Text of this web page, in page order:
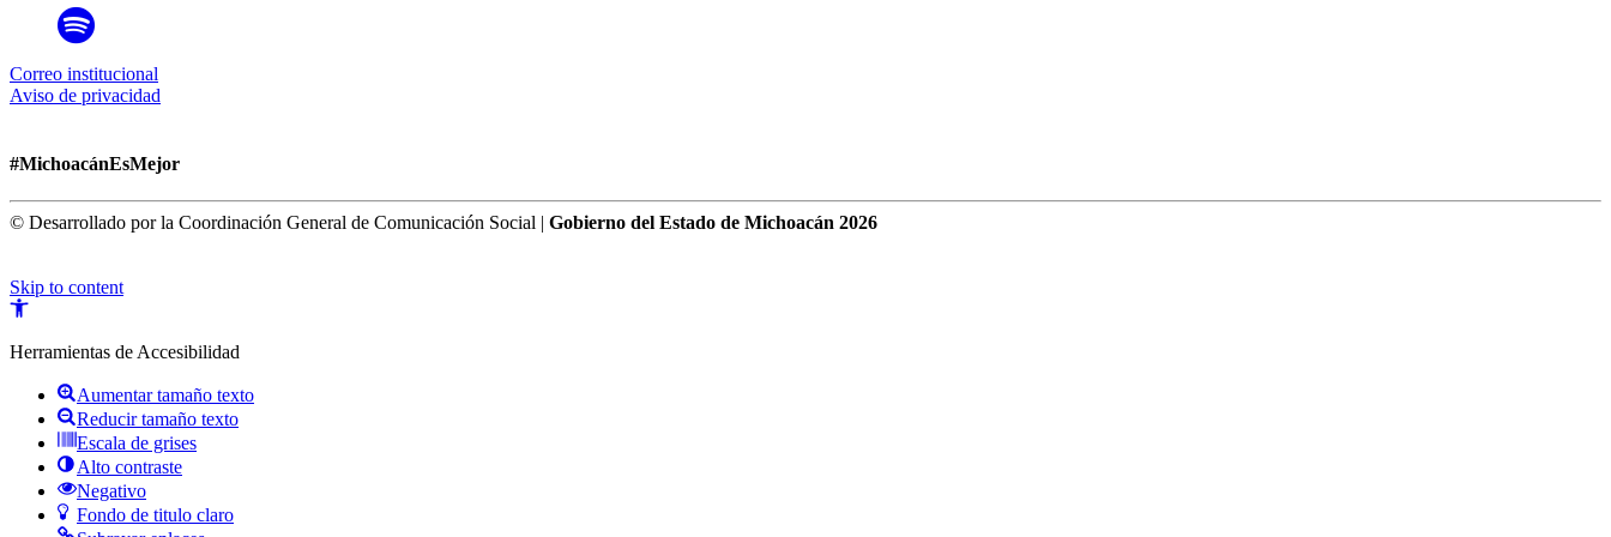
Correo institucional
Aviso de privacidad
#MichoacánEsMejor
© Desarrollado por la Coordinación General de Comunicación Social | Gobierno del Estado de Michoacán 2026
Skip to content
Open
Herramientas de Accesibilidad
Aumentar tamaño texto
Reducir tamaño texto
Escala de grises
Alto contraste
Negativo
Fondo de titulo claro